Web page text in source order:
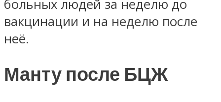
больных людей за неделю до
вакцинации и на неделю после
неё.
Манту после БЦЖ